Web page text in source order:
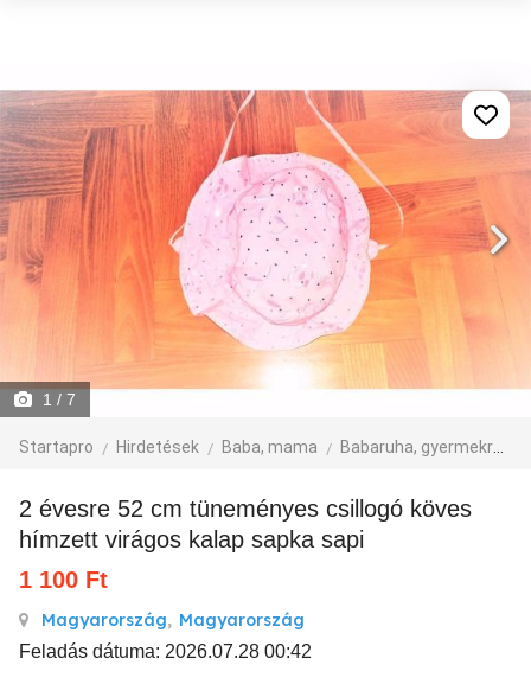
1 / 7
Startapro Hirdetések Baba, mama Babaruha, gyermekruha
2 évesre 52 cm tüneményes csillogó köves
hímzett virágos kalap sapka sapi
1 100 Ft
Magyarország, Magyarország
Feladás dátuma: 2026.07.28 00:42